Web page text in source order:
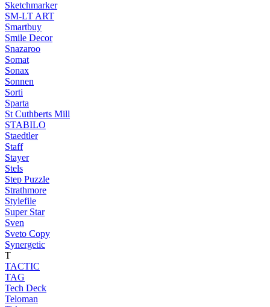
Sketchmarker
SM-LT ART
Smartbuy
Smile Decor
Snazaroo
Somat
Sonax
Sonnen
Sorti
Sparta
St Cuthberts Mill
STABILO
Staedtler
Staff
Stayer
Stels
Step Puzzle
Strathmore
Stylefile
Super Star
Sven
Sveto Copy
Synergetic
T
TACTIC
TAG
Tech Deck
Teloman